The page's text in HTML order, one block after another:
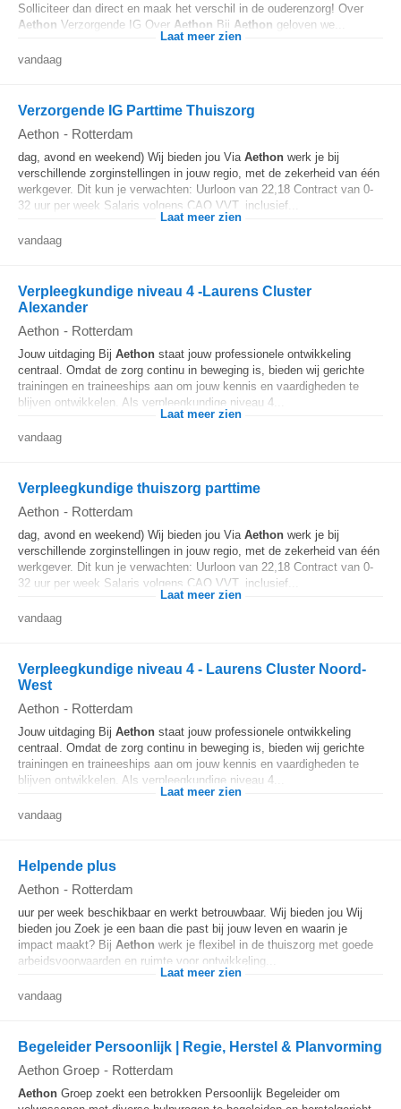
Solliciteer dan direct en maak het verschil in de ouderenzorg! Over
Aethon Verzorgende IG Over Aethon Bij Aethon geloven we...
Laat meer zien
vandaag
Verzorgende IG Parttime Thuiszorg
Aethon - Rotterdam
dag, avond en weekend) Wij bieden jou Via Aethon werk je bij
verschillende zorginstellingen in jouw regio, met de zekerheid van één
werkgever. Dit kun je verwachten: Uurloon van 22,18 Contract van 0-
32 uur per week Salaris volgens CAO VVT, inclusief...
Laat meer zien
vandaag
Verpleegkundige niveau 4 -Laurens Cluster
Alexander
Aethon - Rotterdam
Jouw uitdaging Bij Aethon staat jouw professionele ontwikkeling
centraal. Omdat de zorg continu in beweging is, bieden wij gerichte
trainingen en traineeships aan om jouw kennis en vaardigheden te
blijven ontwikkelen. Als verpleegkundige niveau 4...
Laat meer zien
vandaag
Verpleegkundige thuiszorg parttime
Aethon - Rotterdam
dag, avond en weekend) Wij bieden jou Via Aethon werk je bij
verschillende zorginstellingen in jouw regio, met de zekerheid van één
werkgever. Dit kun je verwachten: Uurloon van 22,18 Contract van 0-
32 uur per week Salaris volgens CAO VVT, inclusief...
Laat meer zien
vandaag
Verpleegkundige niveau 4 - Laurens Cluster Noord-
West
Aethon - Rotterdam
Jouw uitdaging Bij Aethon staat jouw professionele ontwikkeling
centraal. Omdat de zorg continu in beweging is, bieden wij gerichte
trainingen en traineeships aan om jouw kennis en vaardigheden te
blijven ontwikkelen. Als verpleegkundige niveau 4...
Laat meer zien
vandaag
Helpende plus
Aethon - Rotterdam
uur per week beschikbaar en werkt betrouwbaar. Wij bieden jou Wij
bieden jou Zoek je een baan die past bij jouw leven en waarin je
impact maakt? Bij Aethon werk je flexibel in de thuiszorg met goede
arbeidsvoorwaarden en ruimte voor ontwikkeling...
Laat meer zien
vandaag
Begeleider Persoonlijk | Regie, Herstel & Planvorming
Aethon Groep - Rotterdam
Aethon Groep zoekt een betrokken Persoonlijk Begeleider om